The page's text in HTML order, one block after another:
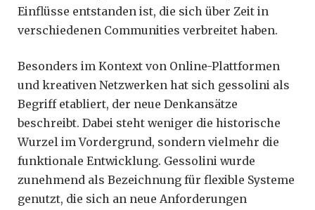
Einflüsse entstanden ist, die sich über Zeit in
verschiedenen Communities verbreitet haben.
Besonders im Kontext von Online-Plattformen
und kreativen Netzwerken hat sich gessolini als
Begriff etabliert, der neue Denkansätze
beschreibt. Dabei steht weniger die historische
Wurzel im Vordergrund, sondern vielmehr die
funktionale Entwicklung. Gessolini wurde
zunehmend als Bezeichnung für flexible Systeme
genutzt, die sich an neue Anforderungen